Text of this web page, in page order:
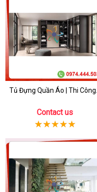
Tủ Đựng Quần Áo | Thi Công...
Contact us